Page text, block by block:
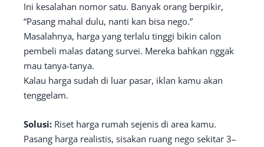
Ini kesalahan nomor satu. Banyak orang berpikir,
“Pasang mahal dulu, nanti kan bisa nego.”
Masalahnya, harga yang terlalu tinggi bikin calon
pembeli malas datang survei. Mereka bahkan nggak
mau tanya-tanya.
Kalau harga sudah di luar pasar, iklan kamu akan
tenggelam.
Solusi: Riset harga rumah sejenis di area kamu.
Pasang harga realistis, sisakan ruang nego sekitar 3–